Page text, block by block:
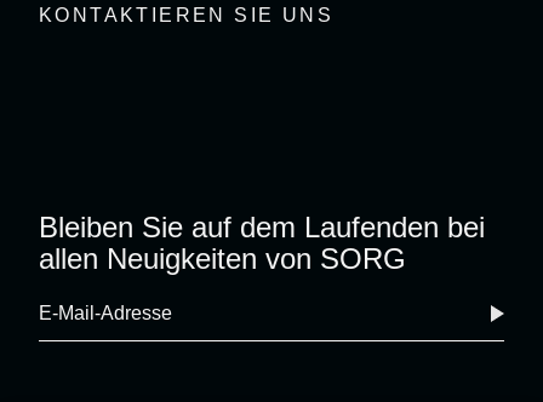
KONTAKTIEREN SIE UNS
Bleiben Sie auf dem Laufenden bei
allen Neuigkeiten von SORG